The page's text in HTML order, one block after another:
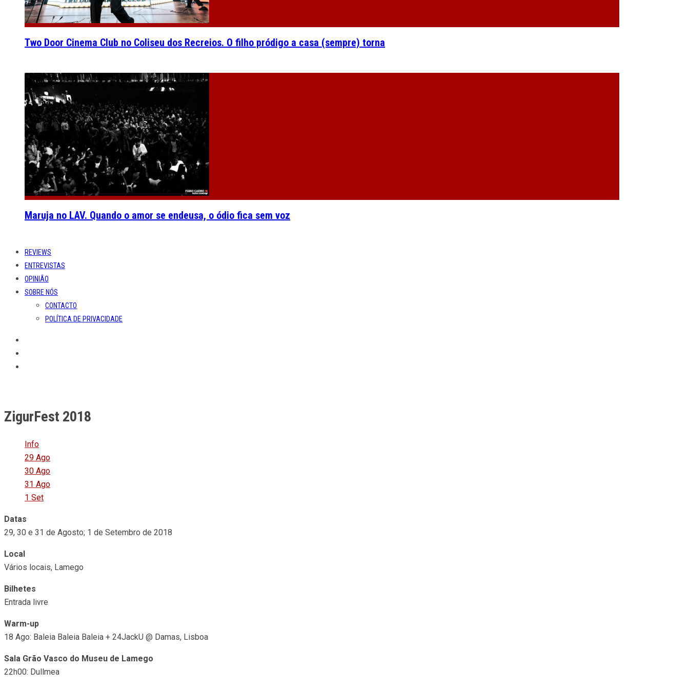
Two Door Cinema Club no Coliseu dos Recreios. O filho pródigo a casa (sempre) torna
Maruja no LAV. Quando o amor se endeusa, o ódio fica sem voz
REVIEWS
ENTREVISTAS
OPINIÃO
SOBRE NÓS
CONTACTO
POLÍTICA DE PRIVACIDADE
ZigurFest 2018
Info
29 Ago
30 Ago
31 Ago
1 Set
Datas
29, 30 e 31 de Agosto; 1 de Setembro de 2018
Local
Vários locais, Lamego
Bilhetes
Entrada livre
Warm-up
18 Ago: Baleia Baleia Baleia + 24JackU @ Damas, Lisboa
Sala Grão Vasco do Museu de Lamego
22h00: Dullmea